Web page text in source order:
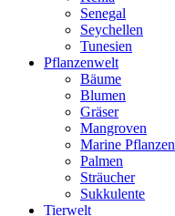
Senegal
Seychellen
Tunesien
Pflanzenwelt
Bäume
Blumen
Gräser
Mangroven
Marine Pflanzen
Palmen
Sträucher
Sukkulente
Tierwelt